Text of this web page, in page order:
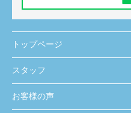
トップページ
スタッフ
お客様の声